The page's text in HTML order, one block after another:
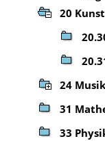
20
24
31
33